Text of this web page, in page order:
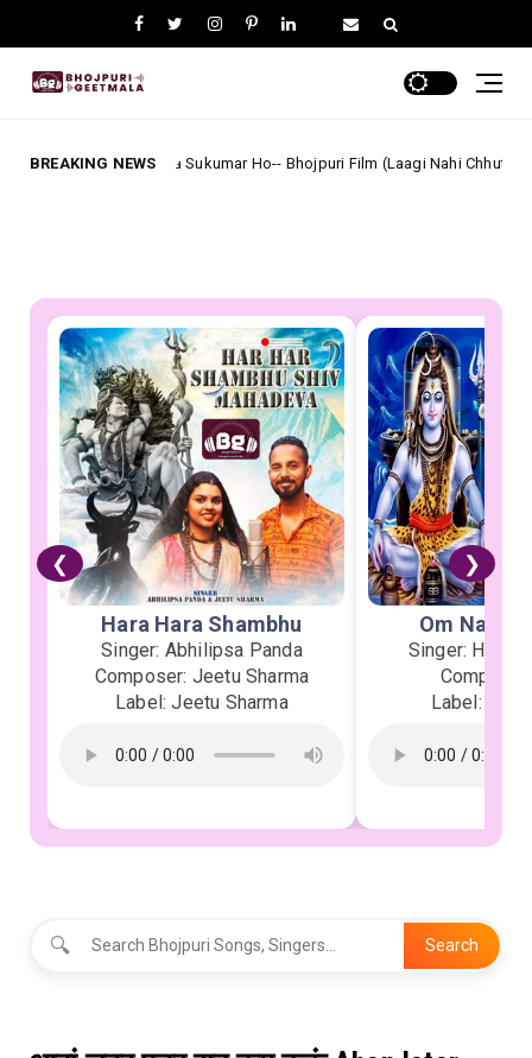
BREAKING NEWS
Sukumar Ho-- Bhojpuri Film (Laagi Nahi Chhute Ram) Full Lyrics
❮ ❯
Hara Hara Shambhu
Singer: Abhilipsa Panda
Composer: Jeetu Sharma
Label: Jeetu Sharma
Om
Singer:
Label:
🔍 Search